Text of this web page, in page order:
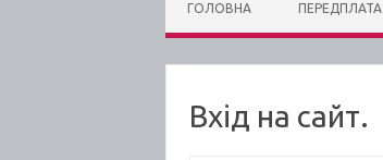
ГОЛОВНА ПЕРЕДПЛАТА
Вхід на сайт.